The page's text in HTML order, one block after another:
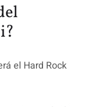
el Hard Rock